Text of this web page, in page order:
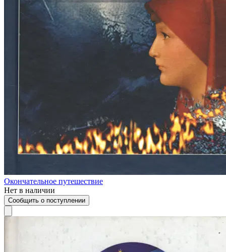
Окончательное путешествие
Нет в наличии
Сообщить о поступлении